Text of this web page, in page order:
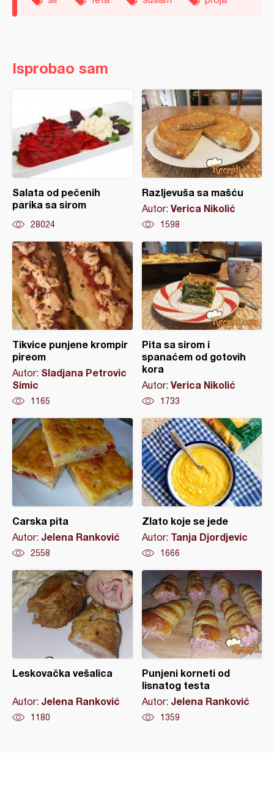
Isprobao sam
Salata od pečenih
parika sa sirom
28024
Razljevuša sa mašću
Autor: Verica Nikolić
1598
Tikvice punjene krompir
pireom
Autor: Sladjana Petrovic
Simic
1165
Pita sa sirom i
spanaćem od gotovih
kora
Autor: Verica Nikolić
1733
Carska pita
Autor: Jelena Ranković
2558
Zlato koje se jede
Autor: Tanja Djordjevic
1666
Leskovačka vešalica
Autor: Jelena Ranković
1180
Punjeni korneti od
lisnatog testa
Autor: Jelena Ranković
1359